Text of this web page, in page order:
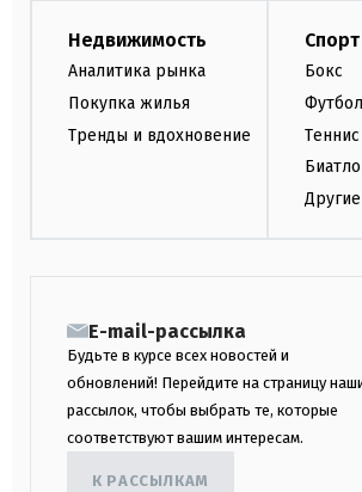
Недвижимость
Аналитика рынка
Покупка жилья
Тренды и вдохновение
Спорт
Бокс
Футбол
Теннис
E-mail-рассылка
Будьте в курсе всех новостей и
обновлений! Перейдите на страницу
рассылок, чтобы выбрать те, которые
соответствуют вашим интересам.
К РАССЫЛКАМ